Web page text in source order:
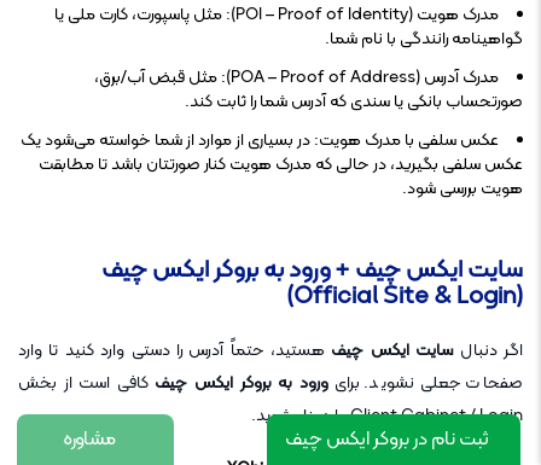
مدرک هویت (POI – Proof of Identity): مثل پاسپورت، کارت ملی یا
گواهینامه رانندگی با نام شما.
مدرک آدرس (POA – Proof of Address): مثل قبض آب/برق،
صورتحساب بانکی یا سندی که آدرس شما را ثابت کند.
عکس سلفی با مدرک هویت: در بسیاری از موارد از شما خواسته می‌شود یک
عکس سلفی بگیرید، در حالی که مدرک هویت کنار صورتتان باشد تا مطابقت
هویت بررسی شود.
سایت ایکس چیف + ورود به بروکر ایکس چیف
(Official Site & Login)
اگر دنبالسایت ایکس چیف هستید، حتماً آدرس را دستی وارد کنید تا وارد
صفحات جعلی نشوید. برایورود به بروکر ایکس چیف کافی است از بخش
Client Cabinet / Login وارد پنل شوید.
مشاوره ثبت نام در بروکر ایکس چیف